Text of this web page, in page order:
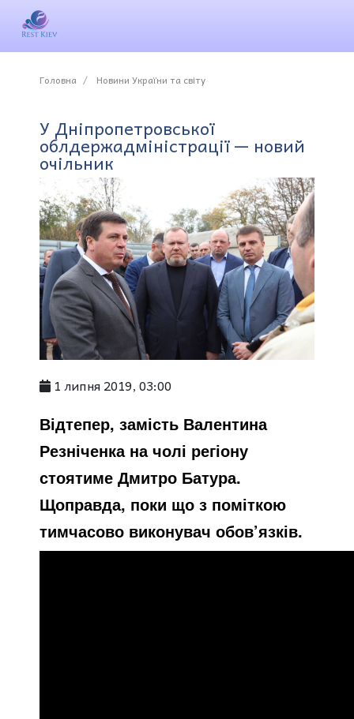
Головна Новини України та світу
У Дніпропетровської
облдержадміністрації — новий
очільник
1 липня 2019, 03:00
Відтепер, замість Валентина
Резніченка на чолі регіону
стоятиме Дмитро Батура.
Щоправда, поки що з поміткою
тимчасово виконувач обов’язків.